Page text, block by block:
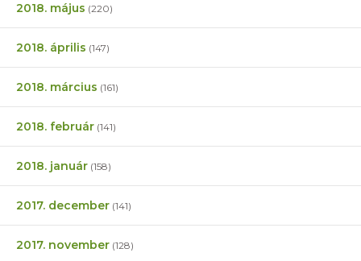
2018. május (220)
2018. április (147)
2018. március (161)
2018. február (141)
2018. január (158)
2017. december (141)
2017. november (128)